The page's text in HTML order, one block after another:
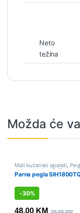
Neto
težina
Možda će
Mali kućanski aparati,
parne stanice ,Sniženo
Parna pegla
-30%
48.00 KM 69.00KM